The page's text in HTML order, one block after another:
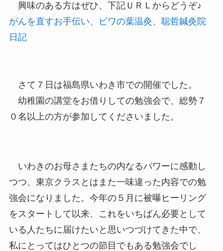
興味のある方はぜひ、下記ＵＲＬからどうぞ♪
がんを直すお手伝い、ビワの葉温灸、聡哲鍼灸院
日記
さて７日は福島県いわき市での開催でした。
幼稚園の講堂をお借りしての勉強会で、総勢７
０名以上の方が参加してくださいました。
いわきのお母さまたちの内なるパワーに感動し
つつ、東京クラスとはまた一味違った内容での勉
強会になりました。今年の５月に被曝ヒーリング
をスタートして以来、これをいちばん必要として
いる人たちに届けたいと思いつづけてきた中で、
私にとってはひとつの節目でもある勉強会でし